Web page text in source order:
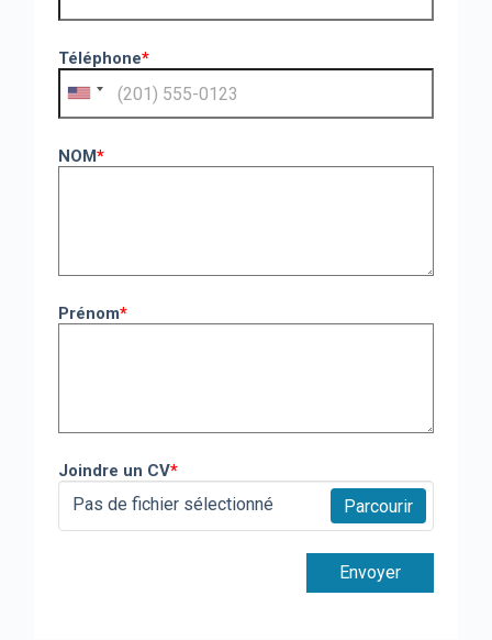
Téléphone*
NOM*
Prénom*
Joindre un CV*
Pas de fichier sélectionné Parcourir
Envoyer